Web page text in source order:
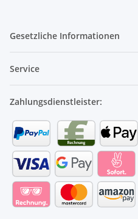
Gesetzliche Informationen
Service
Zahlungsdienstleister: